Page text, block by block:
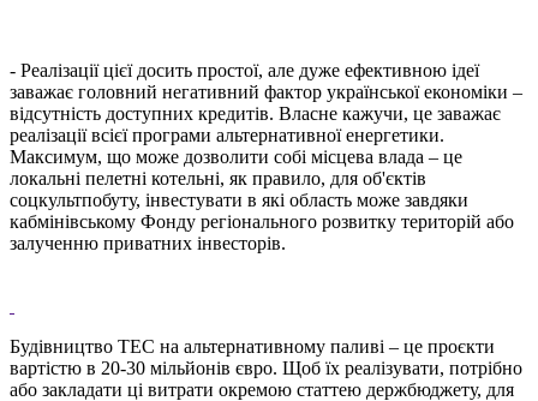
- Реалізації цієї досить простої, але дуже ефективною ідеї
заважає головний негативний фактор української економіки –
відсутність доступних кредитів. Власне кажучи, це заважає
реалізації всієї програми альтернативної енергетики.
Максимум, що може дозволити собі місцева влада – це
локальні пелетні котельні, як правило, для об'єктів
соцкультпобуту, інвестувати в які область може завдяки
кабмінівському Фонду регіонального розвитку територій або
залученню приватних інвесторів.
Будівництво ТЕС на альтернативному паливі – це проєкти
вартістю в 20-30 мільйонів євро. Щоб їх реалізувати, потрібно
або закладати ці витрати окремою статтею держбюджету, для